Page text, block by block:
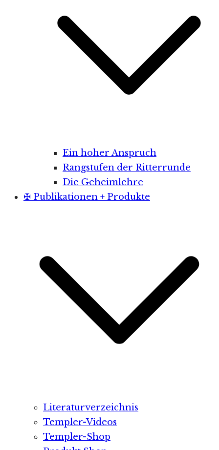
Ein hoher Anspruch
Rangstufen der Ritterrunde
Die Geheimlehre
✠ Publikationen + Produkte
Literaturverzeichnis
Templer-Videos
Templer-Shop